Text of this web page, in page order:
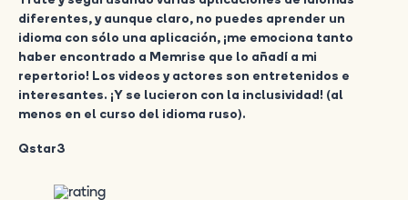
diferentes, y aunque claro, no puedes aprender un
idioma con sólo una aplicación, ¡me emociona tanto
haber encontrado a Memrise que lo añadí a mi
repertorio! Los videos y actores son entretenidos e
interesantes. ¡Y se lucieron con la inclusividad! (al
menos en el curso del idioma ruso).
Qstar3